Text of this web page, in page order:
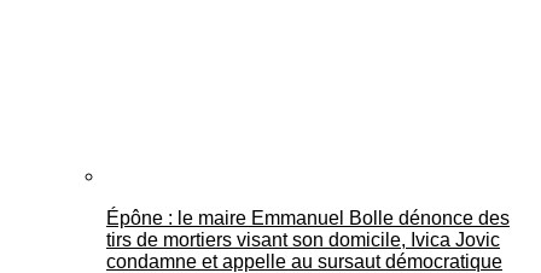
Épône : le maire Emmanuel Bolle dénonce des
tirs de mortiers visant son domicile, Ivica Jovic
condamne et appelle au sursaut démocratique